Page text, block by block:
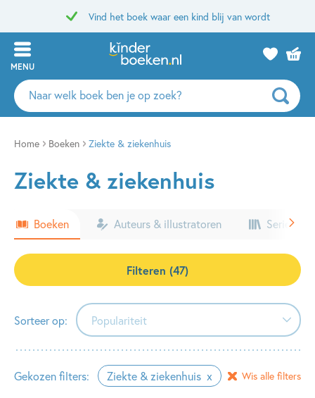
Vind het boek waar een kind blij van wordt
MENU
Zoeken
naar
auteurs
uitgevers
Home Boeken Ziekte & ziekenhuis
Ziekte & ziekenhuis
Boeken Auteurs & illustratoren Series &
Filteren (47)
Sorteer op: Populariteit
Populariteit
Verschijningsdatum
Gekozen filters: Ziekte & ziekenhuis Wis alle filters